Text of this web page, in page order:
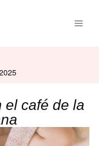
el café de la